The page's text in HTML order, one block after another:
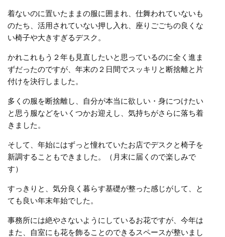
着ないのに置いたままの服に囲まれ、仕舞われていないも
のたち、活用されていない押し入れ、座りごごちの良くな
い椅子や大きすぎるデスク。
かれこれもう２年も見直したいと思っているのに全く進ま
ずだったのですが、年末の２日間でスッキリと断捨離と片
付けを決行しました。
多くの服を断捨離し、自分が本当に欲しい・身につけたい
と思う服などをいくつかお迎えし、気持ちがさらに落ち着
きました。
そして、年始にはずっと憧れていたお店でデスクと椅子を
新調することもできました。（月末に届くので楽しみで
す）
すっきりと、気分良く暮らす基礎が整った感じがして、と
ても良い年末年始でした。
事務所には絶やさないようにしているお花ですが、今年は
また、自室にも花を飾ることのできるスペースが整いまし